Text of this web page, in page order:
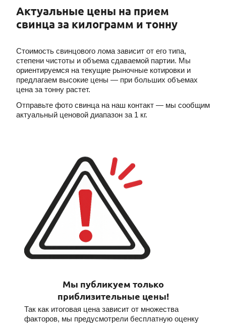
Актуальные цены на прием
свинца за килограмм и тонну
Стоимость свинцового лома зависит от его типа,
степени чистоты и объема сдаваемой партии. Мы
ориентируемся на текущие рыночные котировки и
предлагаем высокие цены — при больших объемах
цена за тонну растет.
Отправьте фото свинца на наш контакт — мы сообщим
актуальный ценовой диапазон за 1 кг.
Мы публикуем только
приблизительные цены!
Так как итоговая цена зависит от множества
факторов, мы предусмотрели бесплатную оценку